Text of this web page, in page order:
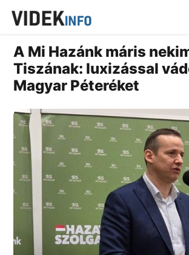
A Mi Hazánk máris
Tiszának: luxizással
Magyar Péteréket